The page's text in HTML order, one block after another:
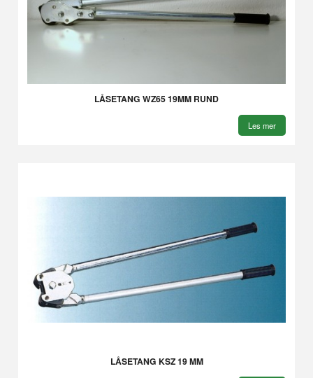
LÅSETANG WZ65 19MM RUND
Les mer
LÅSETANG KSZ 19 MM